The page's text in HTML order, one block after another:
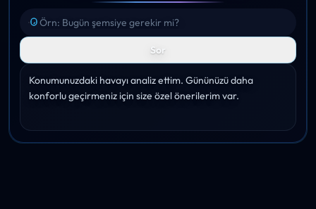
Sor
Konumunuzdaki havayı analiz ettim. Gününüzü daha
konforlu geçirmeniz için size özel önerilerim var.